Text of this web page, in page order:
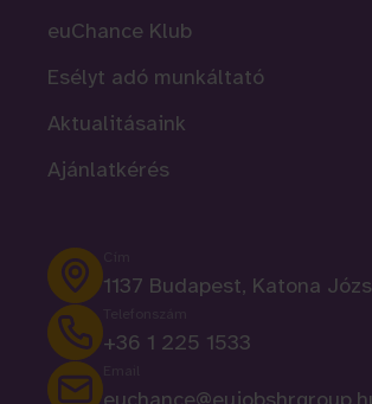
euChance Klub
Esélyt adó munkáltató
Aktualitásaink
Ajánlatkérés
1137 Budapest, Katona
+36 1 225 1533